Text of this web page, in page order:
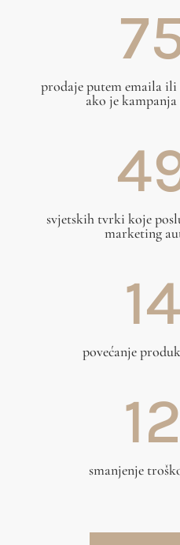
prodaje putem emaila ili
ako je
svjetskih tvrki koje
marketing
14
povećanje
12
smanjenje